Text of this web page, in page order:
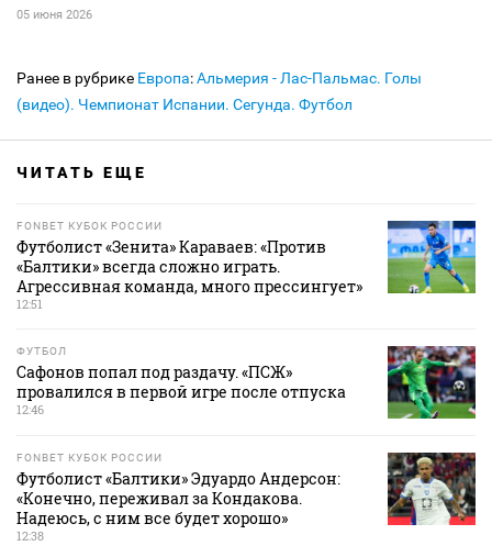
05 июня 2026
Ранее в рубрике Европа:Альмерия - Лас-Пальмас. Голы
(видео). Чемпионат Испании. Сегунда. Футбол
ЧИТАТЬ ЕЩЕ
FONBET КУБОК РОССИИ
Футболист «Зенита» Караваев: «Против
«Балтики» всегда сложно играть.
Агрессивная команда, много прессингует»
12:51
ФУТБОЛ
Сафонов попал под раздачу. «ПСЖ»
провалился в первой игре после отпуска
12:46
FONBET КУБОК РОССИИ
Футболист «Балтики» Эдуардо Андерсон:
«Конечно, переживал за Кондакова.
Надеюсь, с ним все будет хорошо»
12:38